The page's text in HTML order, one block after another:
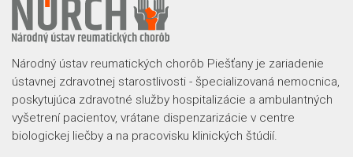
Národný ústav reumatických chorôb Piešťany je zariadenie
ústavnej zdravotnej starostlivosti - špecializovaná nemocnica,
poskytujúca zdravotné služby hospitalizácie a ambulantných
vyšetrení pacientov, vrátane dispenzarizácie v centre
biologickej liečby a na pracovisku klinických štúdií.